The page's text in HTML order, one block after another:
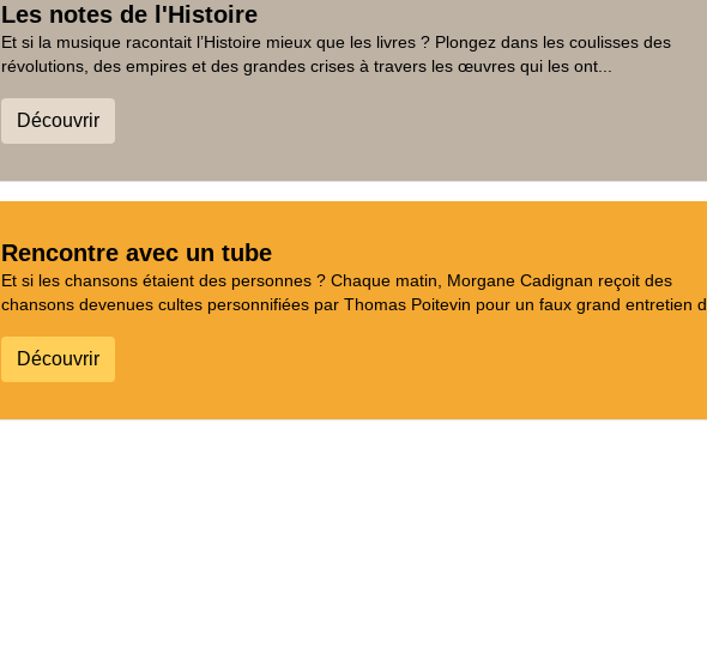
Les notes de l'Histoire
Et si la musique racontait l’Histoire mieux que les livres ? Plongez dans les coulisses des
révolutions, des empires et des grandes crises à travers les œuvres qui les ont...
Découvrir
Rencontre avec un tube
Et si les chansons étaient des personnes ? Chaque matin, Morgane Cadignan reçoit des
chansons devenues cultes personnifiées par Thomas Poitevin pour un faux grand entretien
Découvrir